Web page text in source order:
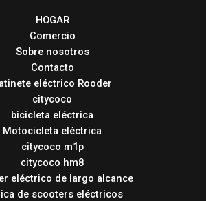
HOGAR
Comercio
Sobre nosotros
Contacto
eléctrico Rooder
citycoco
bicicleta eléctrica
Motocicleta eléctrica
citycoco m1p
citycoco hm8
eléctrico de largo alcance
de scooters eléctricos